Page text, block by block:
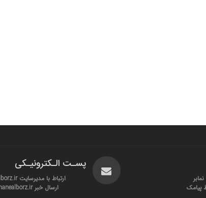
پسـت الـکترونیـکی
ارتباط با مدیرسایت ahmadi@samanealborz.ir
ارسال خبر shahrvand@samanealborz.ir